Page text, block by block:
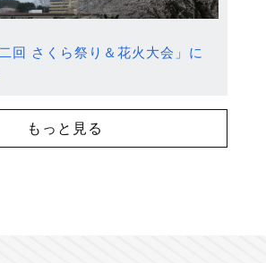
回 さくら祭り＆花火大会」に
もっと見る